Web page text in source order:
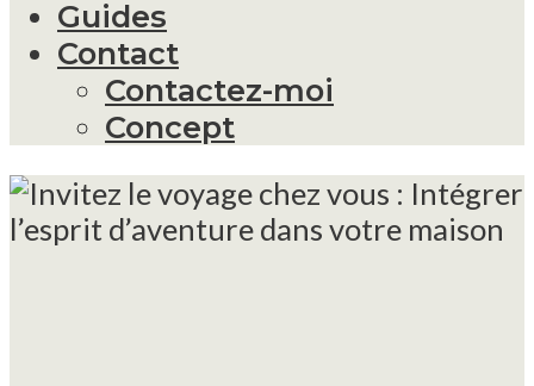
Guides
Contact
Contactez-moi
Concept